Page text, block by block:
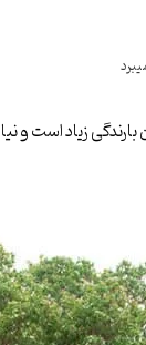
زیاد است و